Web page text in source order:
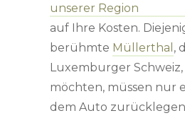
unserer Region
auf Ihre Kosten.
berühmte Müllerthal ,
Luxemburger
möchten, müssen nur
dem Auto